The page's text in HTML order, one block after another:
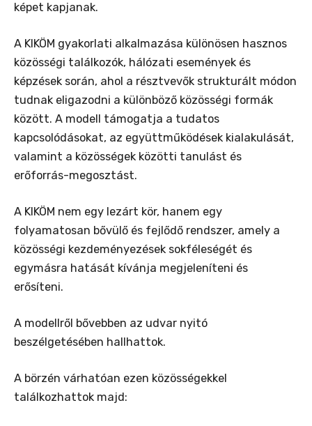
képet kapjanak.
A KIKÖM gyakorlati alkalmazása különösen hasznos
közösségi találkozók, hálózati események és
képzések során, ahol a résztvevők strukturált módon
tudnak eligazodni a különböző közösségi formák
között. A modell támogatja a tudatos
kapcsolódásokat, az együttműködések kialakulását,
valamint a közösségek közötti tanulást és
erőforrás-megosztást.
A KIKÖM nem egy lezárt kör, hanem egy
folyamatosan bővülő és fejlődő rendszer, amely a
közösségi kezdeményezések sokféleségét és
egymásra hatását kívánja megjeleníteni és
erősíteni.
A modellről bővebben az udvar nyitó
beszélgetésében hallhattok.
A börzén várhatóan ezen közösségekkel
találkozhattok majd: